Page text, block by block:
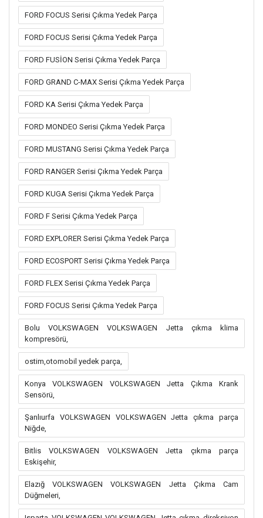
FORD FOCUS Serisi Çıkma Yedek Parça
FORD FOCUS Serisi Çıkma Yedek Parça
FORD FUSİON Serisi Çıkma Yedek Parça
FORD GRAND C-MAX Serisi Çıkma Yedek Parça
FORD KA Serisi Çıkma Yedek Parça
FORD MONDEO Serisi Çıkma Yedek Parça
FORD MUSTANG Serisi Çıkma Yedek Parça
FORD RANGER Serisi Çıkma Yedek Parça
FORD KUGA Serisi Çıkma Yedek Parça
FORD F Serisi Çıkma Yedek Parça
FORD EXPLORER Serisi Çıkma Yedek Parça
FORD ECOSPORT Serisi Çıkma Yedek Parça
FORD FLEX Serisi Çıkma Yedek Parça
FORD FOCUS Serisi Çıkma Yedek Parça
Bolu VOLKSWAGEN VOLKSWAGEN Jetta çıkma klima
kompresörü,
ostim,otomobil yedek parça,
Konya VOLKSWAGEN VOLKSWAGEN Jetta Çıkma Krank
Sensörü,
Şanlıurfa VOLKSWAGEN VOLKSWAGEN Jetta çıkma parça
Niğde,
Bitlis VOLKSWAGEN VOLKSWAGEN Jetta çıkma parça
Eskişehir,
Elazığ VOLKSWAGEN VOLKSWAGEN Jetta Çıkma Cam
Düğmeleri,